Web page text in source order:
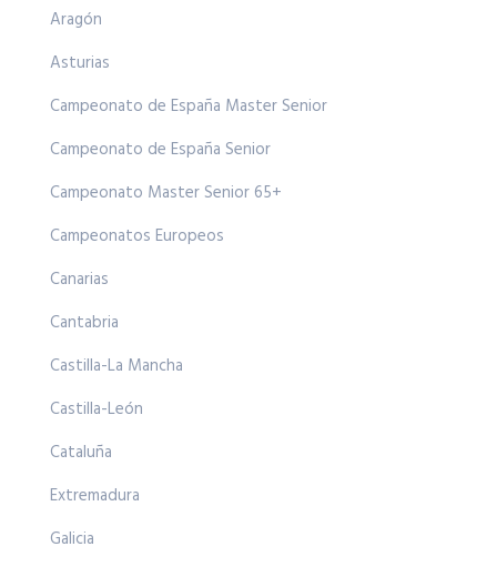
Aragón
Asturias
Campeonato de España Master Senior
Campeonato de España Senior
Campeonato Master Senior 65+
Campeonatos Europeos
Canarias
Cantabria
Castilla-La Mancha
Castilla-León
Cataluña
Extremadura
Galicia